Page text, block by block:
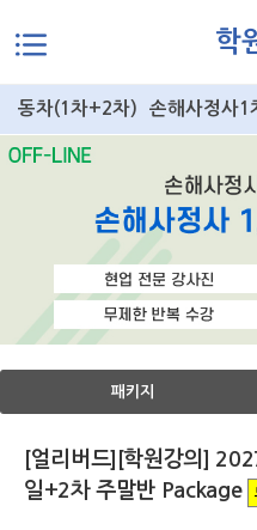
학
동차(1차+2차) 손해사정사1
패키지
[얼리버드][학원강의]
일+2차 주말반 Package